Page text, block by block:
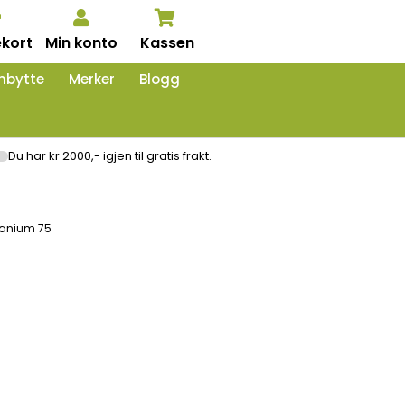
Min konto Kassen
Merker Blogg
Du har kr 2000,- igjen til gratis frakt.
75